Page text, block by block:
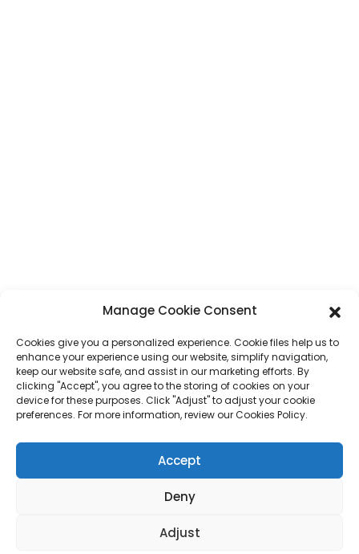
+86 17875305714
E-Mail jack@hcpaperproduct.com
LIENS RAPIDES PRODUITS
Impression de livres
Planificateur
Coffret cadeau
Sac cadeau
Manage Cookie Consent
Cookies give you a personalized experience. Cookie files help us to
enhance your experience using our website, simplify navigation,
keep our website safe, and assist in our marketing efforts. By
clicking "Accept", you agree to the storing of cookies on your
device for these purposes. Click "Adjust" to adjust your cookie
preferences. For more information, review our Cookies Policy.
Accept
Deny
Adjust